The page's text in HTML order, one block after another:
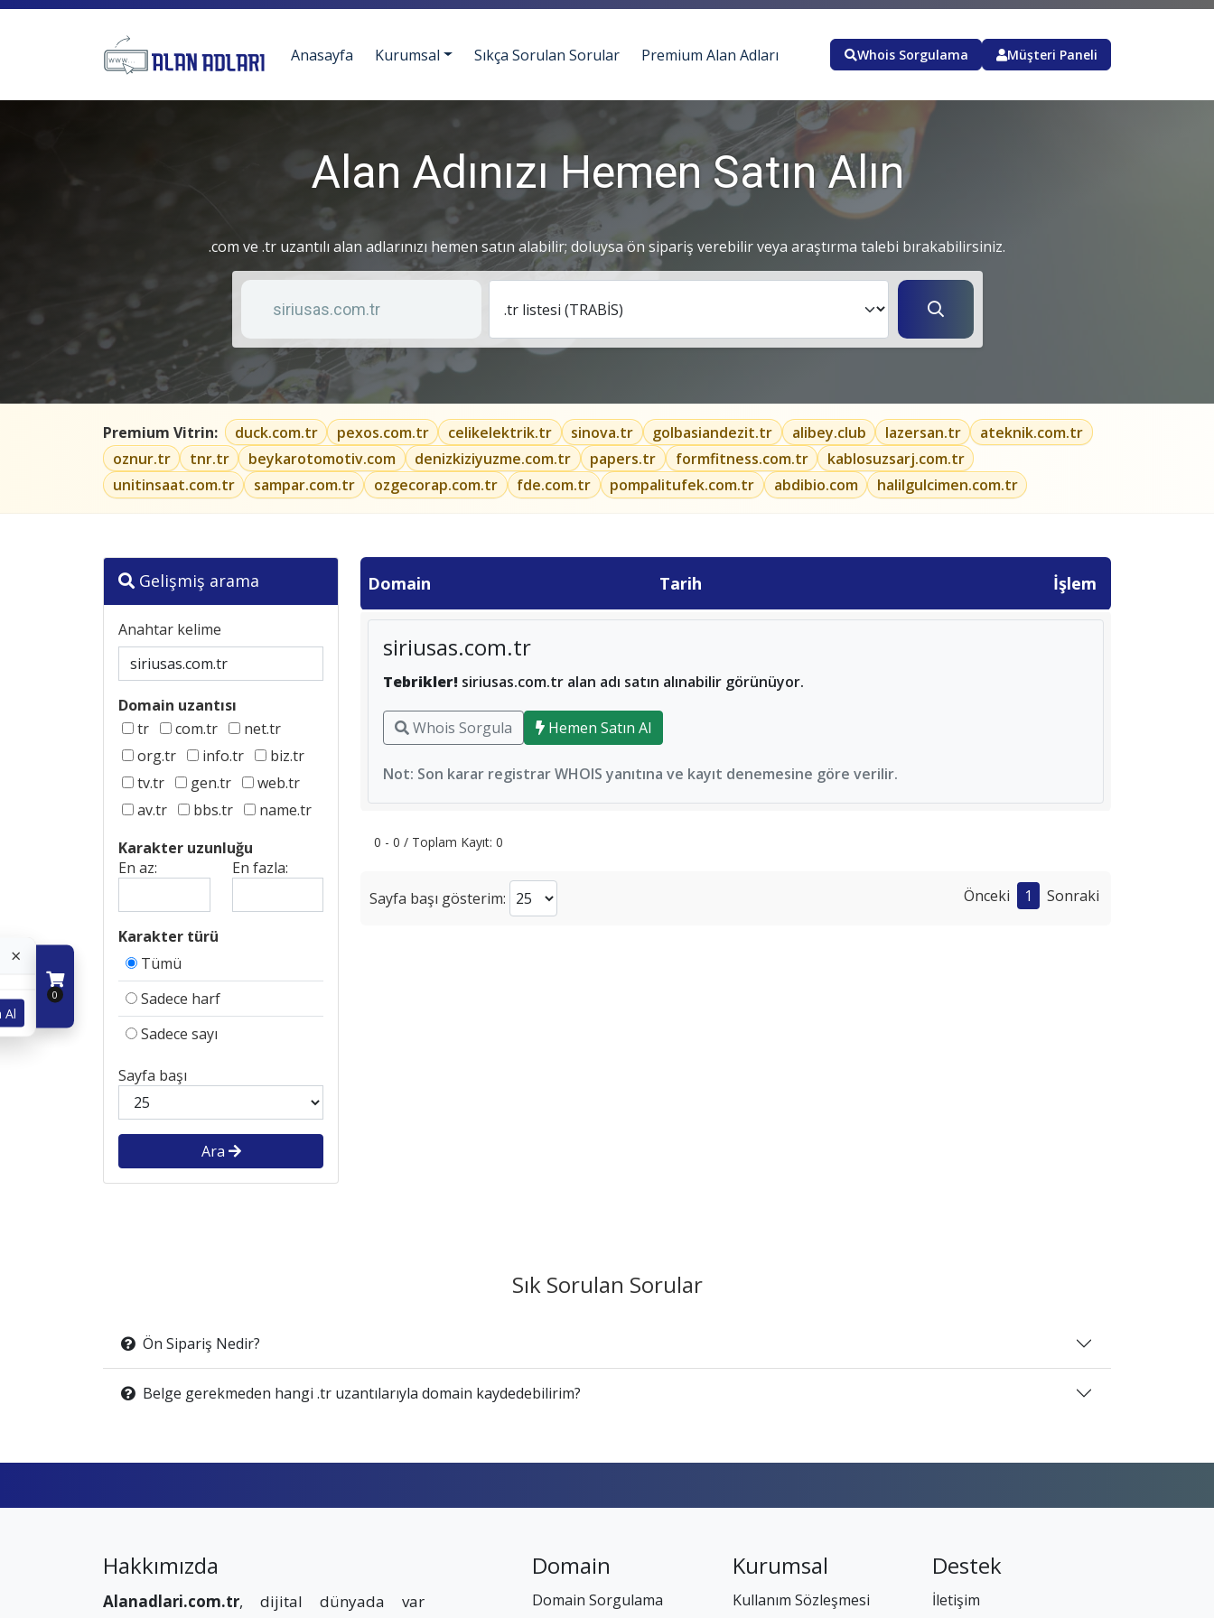
Anasayfa Kurumsal Sıkça Sorulan Sorular Premium Alan Adları Whois Sorgulama Müşteri Paneli
Alan Adınızı Hemen Satın Alın
.com ve .tr uzantılı alan adlarınızı hemen satın alabilir; doluysa ön sipariş verebilir veya araştırma talebi bırakabilirsiniz.
Anahtar kelime
Liste türü
Premium Vitrin: duck.com.tr pexos.com.tr celikelektrik.tr sinova.tr golbasiandezit.tr alibey.club lazersan.tr
ateknik.com.tr
oznur.tr
tnr.tr beykarotomotiv.com denizkiziyuzme.com.tr papers.tr formfitness.com.tr
kablosuzsarj.com.tr
unitinsaat.com.tr
sampar.com.tr ozgecorap.com.tr fde.com.tr pompalitufek.com.tr abdibio.com halilgulcimen.com.tr
Gelişmiş arama
Anahtar kelime
Domain uzantısı
tr
com.tr
net.tr
org.tr
info.tr
biz.tr
tv.tr
gen.tr
web.tr
av.tr
bbs.tr
name.tr
Karakter uzunluğu
En az:
En fazla:
Karakter türü
Tümü
Sadece harf
Sadece sayı
Sayfa başı
Ara
Domain Tarih İşlem
siriusas.com.tr
Tebrikler! siriusas.com.tr alan adı satın alınabilir görünüyor.
Whois Sorgula Hemen Satın Al
Not: Son karar registrar WHOIS yanıtına ve kayıt denemesine göre verilir.
0 - 0 / Toplam Kayıt: 0
Sayfa başı gösterim: Önceki 1 Sonraki
Sık Sorulan Sorular
Ön Sipariş Nedir?
Belge gerekmeden hangi .tr uzantılarıyla domain kaydedebilirim?
Hakkımızda
Alanadlari.com.tr, dijital dünyada var
Domain
Domain Sorgulama
Kurumsal
Kullanım Sözleşmesi
Destek
İletişim
0
×
Al